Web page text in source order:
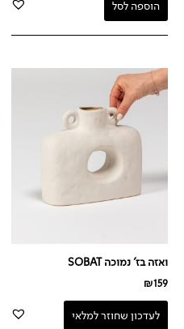
הוספה לסל
ואזה בז' נמוכה SOBAT
₪159
לעדכון שחוזר למלאי